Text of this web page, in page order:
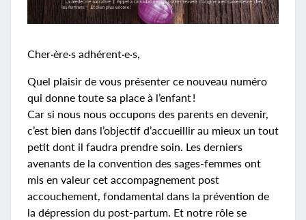
Cher·ère·s adhérent·e·s,
Quel plaisir de vous présenter ce nouveau numéro
qui donne toute sa place à l’enfant !
Car si nous nous occupons des parents en devenir,
c’est bien dans l’objectif d’accueillir au mieux un tout
petit dont il faudra prendre soin. Les derniers
avenants de la convention des sages-femmes ont
mis en valeur cet accompagnement post
accouchement, fondamental dans la prévention de
la dépression du post-partum. Et notre rôle se